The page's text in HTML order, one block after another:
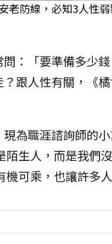
老防線，必知3人性
：「要準備多少
跟人性有關，《
為職涯諮詢師的
陌生人，而是我們
機可乘，也讓許多